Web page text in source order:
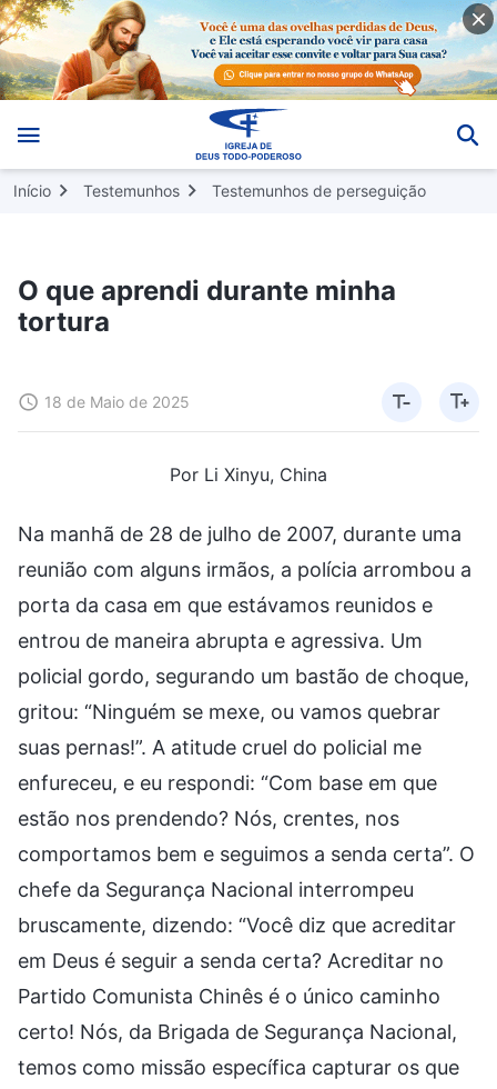
Início Testemunhos Testemunhos de perseguição
O que aprendi durante minha
tortura
18 de Maio de 2025
Por Li Xinyu, China
Na manhã de 28 de julho de 2007, durante uma
reunião com alguns irmãos, a polícia arrombou a
porta da casa em que estávamos reunidos e
entrou de maneira abrupta e agressiva. Um
policial gordo, segurando um bastão de choque,
gritou: “Ninguém se mexe, ou vamos quebrar
suas pernas!”. A atitude cruel do policial me
enfureceu, e eu respondi: “Com base em que
estão nos prendendo? Nós, crentes, nos
comportamos bem e seguimos a senda certa”. O
chefe da Segurança Nacional interrompeu
bruscamente, dizendo: “Você diz que acreditar
em Deus é seguir a senda certa? Acreditar no
Partido Comunista Chinês é o único caminho
certo! Nós, da Brigada de Segurança Nacional,
temos como missão específica capturar os que